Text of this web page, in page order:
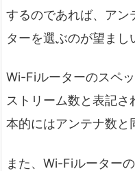
するのであれば、ア
ターを選ぶのが望まし
Wi-Fiルーターのスペ
ストリーム数と表記さ
本的にはアンテナ数と
また、Wi-Fiルーター